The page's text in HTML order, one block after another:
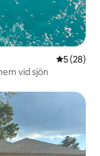
5 av 5 i
5 (28)
vid sjön